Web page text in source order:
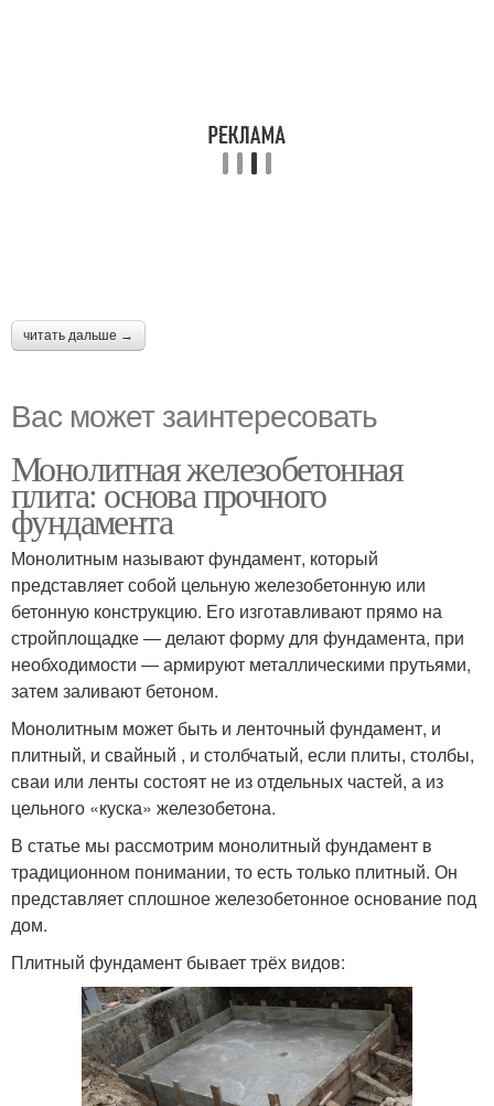
читать дальше →
Вас может заинтересовать
Монолитная железобетонная
плита: основа прочного
фундамента
Монолитным называют фундамент, который
представляет собой цельную железобетонную или
бетонную конструкцию. Его изготавливают прямо на
стройплощадке ― делают форму для фундамента, при
необходимости ― армируют металлическими прутьями,
затем заливают бетоном.
Монолитным может быть и ленточный фундамент, и
плитный, и свайный , и столбчатый, если плиты, столбы,
сваи или ленты состоят не из отдельных частей, а из
цельного «куска» железобетона.
В статье мы рассмотрим монолитный фундамент в
традиционном понимании, то есть только плитный. Он
представляет сплошное железобетонное основание под
дом.
Плитный фундамент бывает трёх видов: